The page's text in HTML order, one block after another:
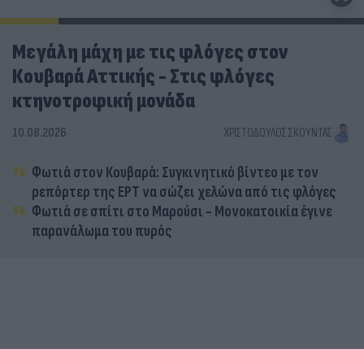
Μεγάλη μάχη με τις φλόγες στον
Κουβαρά Αττικής - Στις φλόγες
κτηνοτροφική μονάδα
10.08.2026 ΧΡΙΣΤΌΔΟΥΛΟΣ ΣΚΟΎΝΤΑΣ
Φωτιά στον Κουβαρά: Συγκινητικό βίντεο με τον
ρεπόρτερ της ΕΡΤ να σώζει χελώνα από τις φλόγες
Φωτιά σε σπίτι στο Μαρούσι - Μονοκατοικία έγινε
παρανάλωμα του πυρός